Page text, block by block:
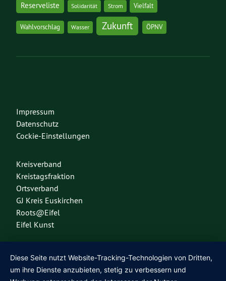
Reserveliste Solidarität Strom Vielfalt
Wahlvorschlag Wasser Zukunft ÖPNV
Impressum
Datenschutz
Cockie-Einstellungen
Kreisverband
Kreistagsfraktion
Ortsverband
GJ Kreis Euskirchen
Roots@Eifel
Eifel Kunst
Diese Seite nutzt das freie Wordpress-ThemeUrwahl3000. Erstellt mit❤von
Design & Kommunikation im modulbüro.
Diese Seite nutzt Website-Tracking-Technologien von Dritten,
um ihre Dienste anzubieten, stetig zu verbessern und